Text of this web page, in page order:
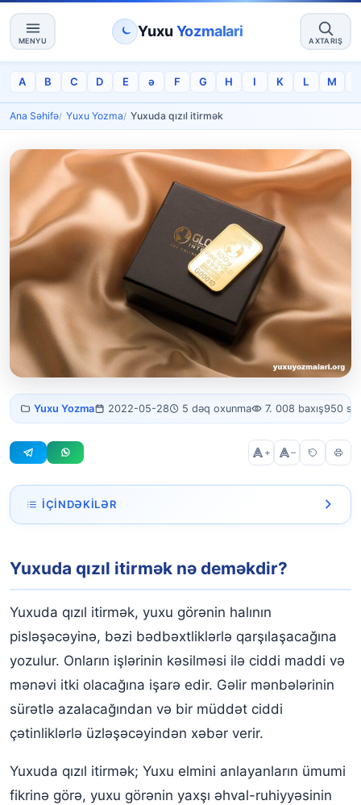
MENYU
Yuxu Yozmalari
AXTARIŞ
A B C D E ə F G H I K L M
Ana Səhifə Yuxu Yozma Yuxuda qızıl itirmək
Yuxuda qızıl
itirmək
Yuxu Yozma 2022-05-28 5 dəq oxunma 7. 008 baxış950
+ –
İÇINDƏKILƏR
Yuxuda evdə qızıl itirmək və tapmamaq
Yuxuda qızıl əvvəlcə itirilir, sonra tapılır
Yuxuda qızıl sırğaları itirmək
Yuxuda məktəbdə qızıl itirmək
Yuxuda evdə qızıl itirmək
Yuxuda bir ailə üzvünün qızılını itirmək
Yuxuda qızıl itirmək nə deməkdir?
Yuxuda qızıl itirmək, yuxu görənin halının
pisləşəcəyinə, bəzi bədbəxtliklərlə qarşılaşacağına
yozulur. Onların işlərinin kəsilməsi ilə ciddi maddi və
mənəvi itki olacağına işarə edir. Gəlir mənbələrinin
sürətlə azalacağından və bir müddət ciddi
çətinliklərlə üzləşəcəyindən xəbər verir.
Yuxuda qızıl itirmək; Yuxu elmini anlayanların ümumi
fikrinə görə, yuxu görənin yaxşı əhval-ruhiyyəsinin